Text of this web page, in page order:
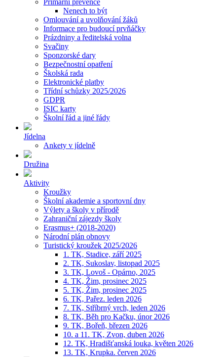
Primární prevence
Nenech to být
Omlouvání a uvolňování žáků
Informace pro budoucí prvňáčky
Prázdniny a ředitelská volna
Svačiny
Sponzorské dary
Bezpečnostní opatření
Školská rada
Elektronické platby
Třídní schůzky 2025/2026
GDPR
ISIC karty
Školní řád a jiné řády
Jídelna
Ankety v jídelně
Družina
Aktivity
Kroužky
Školní akademie a sportovní dny
Výlety a školy v přírodě
Zahraniční zájezdy školy
Erasmus+ (2018-2020)
Národní plán obnovy
Turistický kroužek 2025/2026
1. TK, Stadice, září 2025
2. TK, Sukoslav, listopad 2025
3. TK, Lovoš - Opárno, 2025
4. TK, Žim, prosinec 2025
5. TK, Žim, prosinec 2025
6. TK, Pařez. leden 2026
7. TK, Stříbrný vrch, leden 2026
8. TK, Běh pro Kačku, únor 2026
9. TK, Bořeň, březen 2026
10. a 11. TK, Zvon, duben 2026
12. TK, Hradišťanská louka, květen 2026
13. TK, Krupka. červen 2026